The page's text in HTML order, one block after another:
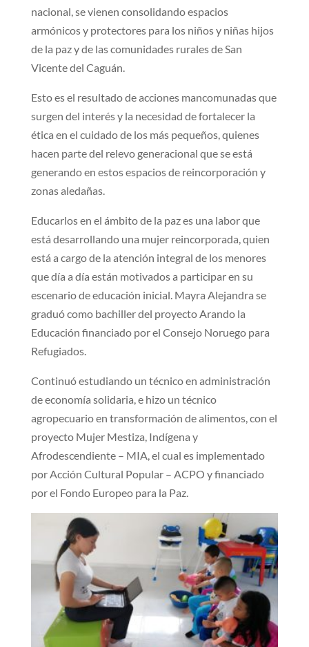
nacional, se vienen consolidando espacios
armónicos y protectores para los niños y niñas hijos
de la paz y de las comunidades rurales de San
Vicente del Caguán.
Esto es el resultado de acciones mancomunadas que
surgen del interés y la necesidad de fortalecer la
ética en el cuidado de los más pequeños, quienes
hacen parte del relevo generacional que se está
generando en estos espacios de reincorporación y
zonas aledañas.
Educarlos en el ámbito de la paz es una labor que
está desarrollando una mujer reincorporada, quien
está a cargo de la atención integral de los menores
que día a día están motivados a participar en su
escenario de educación inicial. Mayra Alejandra se
graduó como bachiller del proyecto Arando la
Educación financiado por el Consejo Noruego para
Refugiados.
Continuó estudiando un técnico en administración
de economía solidaria, e hizo un técnico
agropecuario en transformación de alimentos, con el
proyecto Mujer Mestiza, Indígena y
Afrodescendiente – MIA, el cual es implementado
por Acción Cultural Popular – ACPO y financiado
por el Fondo Europeo para la Paz.